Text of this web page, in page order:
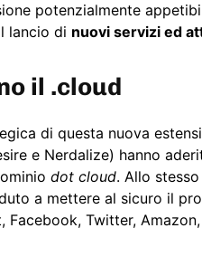
potenzialmente
lancio di nuovi servizi ed
il .cloud
di questa nuova
e Nerdalize) hanno
dot cloud. Allo
a mettere al sicuro il
Twitter,